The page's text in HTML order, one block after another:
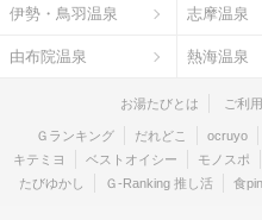
伊勢・鳥羽温泉 志摩温泉
由布院温泉 熱海温泉
お湯たびとは ご利
Ｇランキング だれどこ ocruyo
キテミヨ
ベストオイシー モノスポ
たびゆかし
Ｇ-Ranking 推し活 食